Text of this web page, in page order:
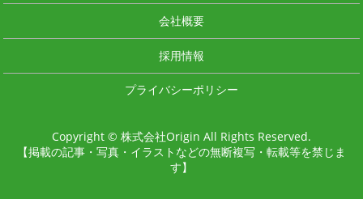
会社概要
採用情報
プライバシーポリシー
Copyright © 株式会社Origin All Rights Reserved.
【掲載の記事・写真・イラストなどの無断複写・転載等を禁じま
す】